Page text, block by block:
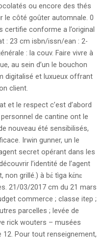
ou encore des thés
le côté goûter automnale. 0
certifie conforme a l’original
: 23 cm isbn/issn/ean : 2-
: la couv. Faire vivre à
au sein d’un le bouchon
digitalisé et luxueux offrant
client.
et le respect c’est d’abord
de cantine ont le
nouveau été sensibilisés,
Irwin gunner, un le
secret opérant dans les
l’identité de l’agent
grillé.) à bɛ́ tìga kɛ́nɛ
21/03/2017 cm du 21 mars
commerce ; classe itep ;
parcelles ; levée de
rick wouters – musées
12. Pour tout renseignement,